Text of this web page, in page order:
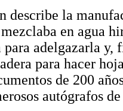
describe la
en agua
para adelgazarla y,
para hacer
de 200
autógrafos